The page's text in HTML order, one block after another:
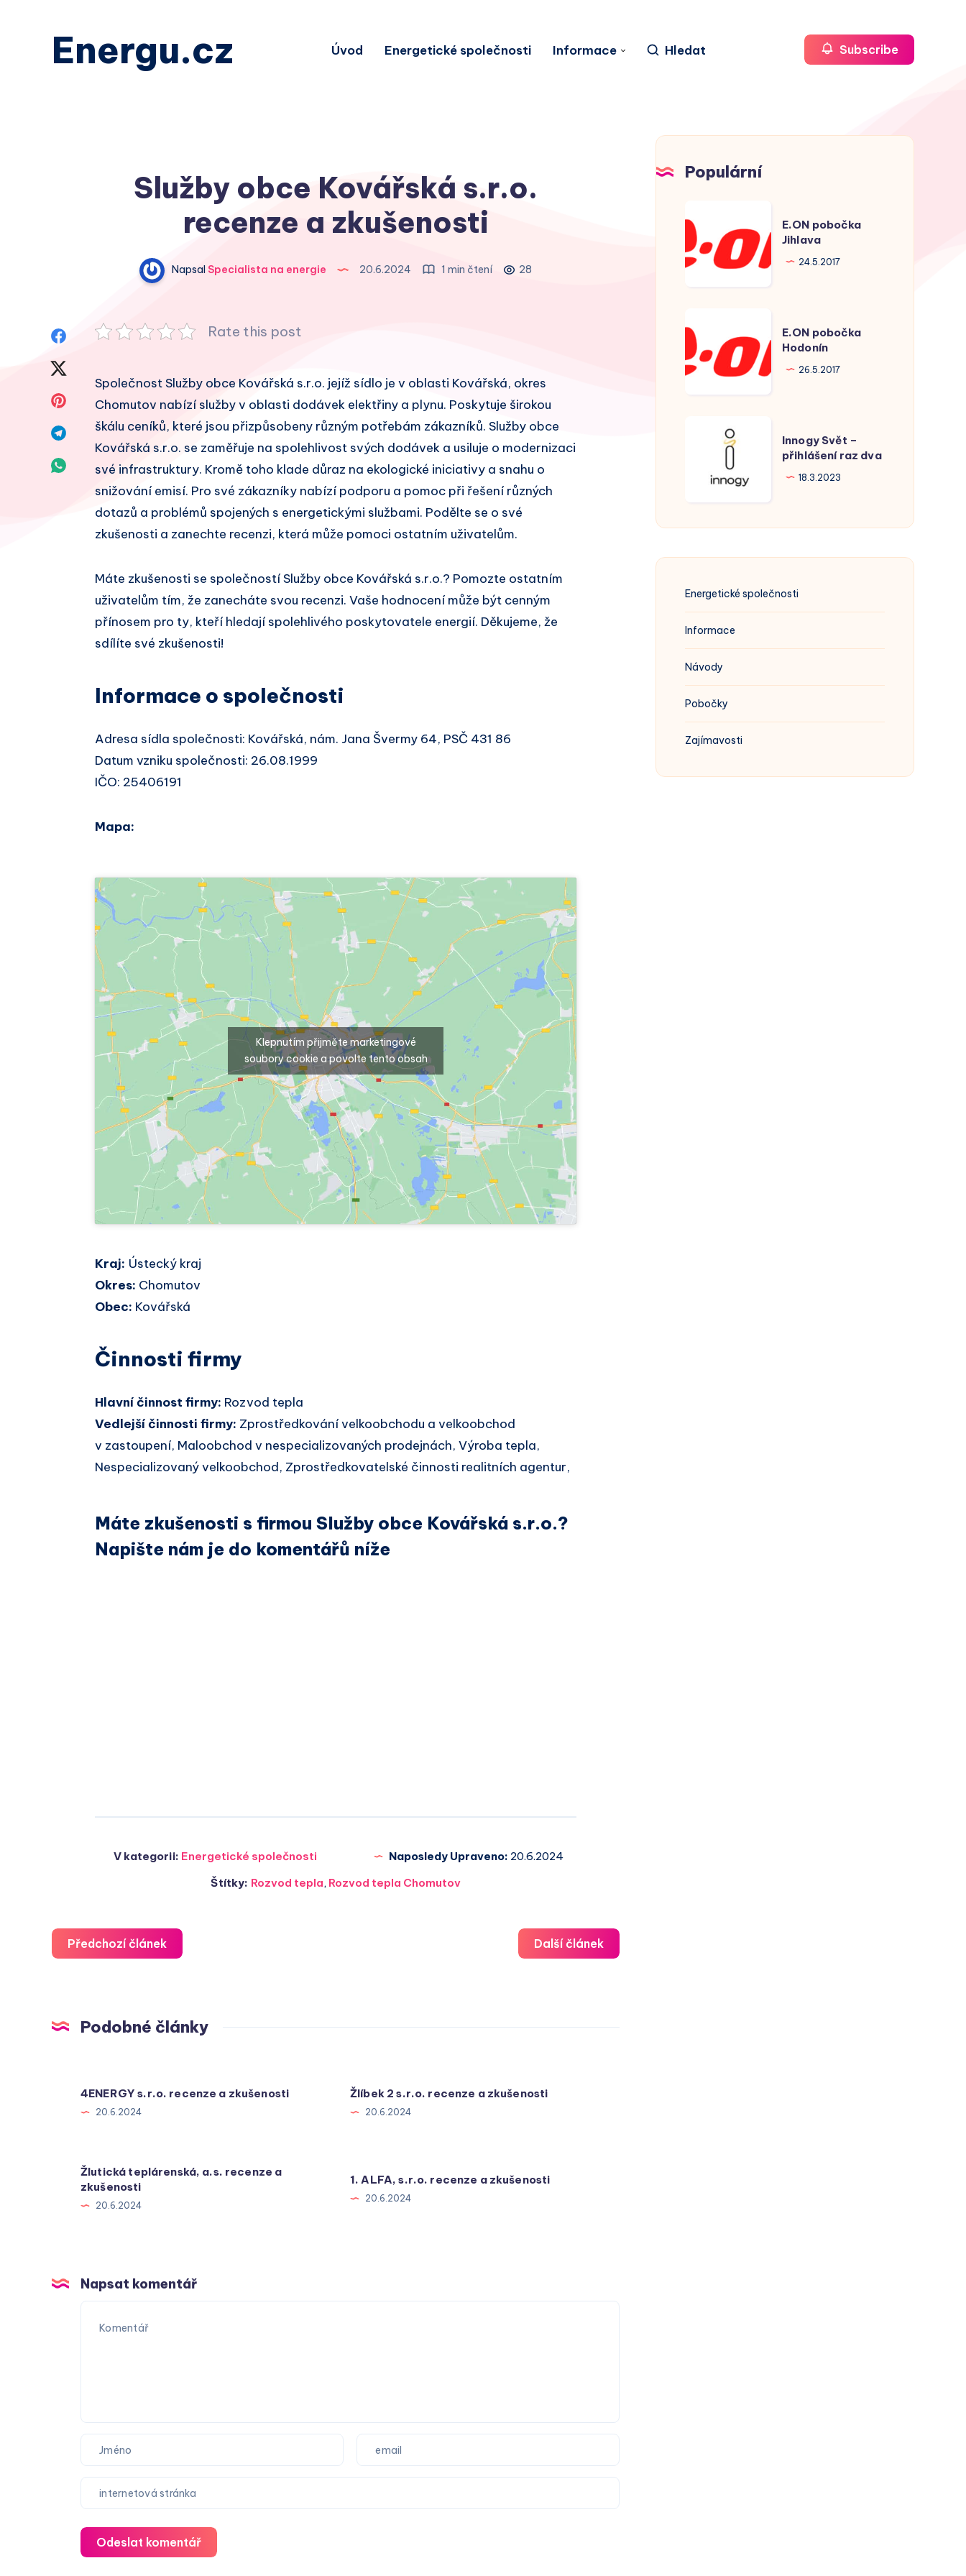
Energu.cz Úvod Energetické společnosti Informace Hledat Subscribe
Služby obce Kovářská s.r.o.
recenze a zkušenosti
Napsal Specialista na energie 20.6.2024 1 min čtení 28
Sdílet
Facebook
Twitter
Sdílet
Pinterest
Sdílet
Telegram
Sdílet
Whatsapp
Rate this post
Společnost Služby obce Kovářská s.r.o. jejíž sídlo je v oblasti Kovářská, okres
Chomutov nabízí služby v oblasti dodávek elektřiny a plynu. Poskytuje širokou
škálu ceníků, které jsou přizpůsobeny různým potřebám zákazníků. Služby obce
Kovářská s.r.o. se zaměřuje na spolehlivost svých dodávek a usiluje o modernizaci
své infrastruktury. Kromě toho klade důraz na ekologické iniciativy a snahu o
snižování emisí. Pro své zákazníky nabízí podporu a pomoc při řešení různých
dotazů a problémů spojených s energetickými službami. Podělte se o své
zkušenosti a zanechte recenzi, která může pomoci ostatním uživatelům.
Máte zkušenosti se společností Služby obce Kovářská s.r.o.? Pomozte ostatním
uživatelům tím, že zanecháte svou recenzi. Vaše hodnocení může být cenným
přínosem pro ty, kteří hledají spolehlivého poskytovatele energií. Děkujeme, že
sdílíte své zkušenosti!
Informace o společnosti
Adresa sídla společnosti: Kovářská, nám. Jana Švermy 64, PSČ 431 86
Datum vzniku společnosti: 26.08.1999
IČO: 25406191
Mapa:
Klepnutím přijměte marketingové
soubory cookie a povolte tento obsah
Kraj: Ústecký kraj
Okres: Chomutov
Obec: Kovářská
Činnosti firmy
Hlavní činnost firmy: Rozvod tepla
Vedlejší činnosti firmy: Zprostředkování velkoobchodu a velkoobchod
v zastoupení, Maloobchod v nespecializovaných prodejnách, Výroba tepla,
Nespecializovaný velkoobchod, Zprostředkovatelské činnosti realitních agentur,
Máte zkušenosti s firmou Služby obce Kovářská s.r.o.?
Napište nám je do komentářů níže
V kategorii: Energetické společnosti Naposledy Upraveno: 20.6.2024
Štítky: Rozvod tepla, Rozvod tepla Chomutov
Předchozí článek Další článek
Podobné články
4ENERGY s.r.o. recenze a zkušenosti
20.6.2024
Žlíbek 2 s.r.o. recenze a zkušenosti
20.6.2024
Žlutická teplárenská, a.s. recenze a
zkušenosti
20.6.2024
1. ALFA, s.r.o. recenze a zkušenosti
20.6.2024
Napsat komentář
Odeslat komentář
Populární
pobočka
Jihlava
E.ON pobočka
Jihlava
24.5.2017
pobočka
Hodonín
E.ON pobočka
Hodonín
26.5.2017
přihlášení
dva
Innogy Svět –
přihlášení raz dva
18.3.2023
Energetické společnosti
Informace
Návody
Pobočky
Zajímavosti